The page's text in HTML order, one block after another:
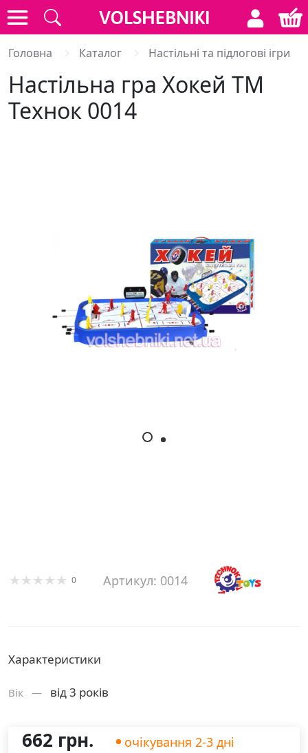
Головна Каталог Настільні та підлогові ігри
Настільна гра Хокей ТМ
Технок 0014
0 Артикул: 0014
Характеристики
Вік — від 3 років
662 грн. очікування 2-3 дні